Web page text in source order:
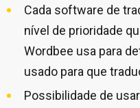
Cada software de
nível de prioridade
Wordbee usa para
usado para que
Possibilidade de